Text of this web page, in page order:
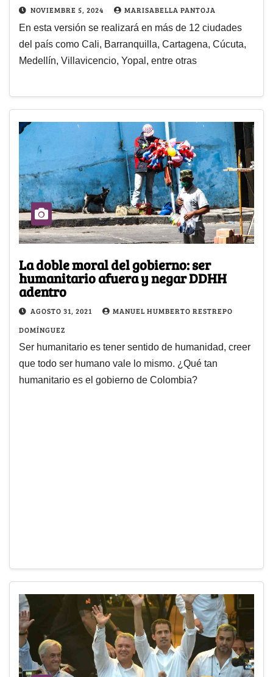
NOVIEMBRE 5, 2024 MARISABELLA PANTOJA
En esta versión se realizará en más de 12 ciudades
del país como Cali, Barranquilla, Cartagena, Cúcuta,
Medellín, Villavicencio, Yopal, entre otras
La doble moral del gobierno: ser
humanitario afuera y negar DDHH
adentro
AGOSTO 31, 2021
MANUEL HUMBERTO RESTREPO
DOMÍNGUEZ
Ser humanitario es tener sentido de humanidad, creer
que todo ser humano vale lo mismo. ¿Qué tan
humanitario es el gobierno de Colombia?